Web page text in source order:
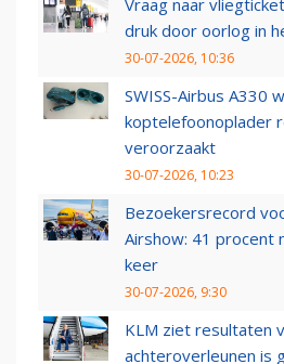
Vraag naar
druk door oorlog in
30-07-2026, 10:36
SWISS-Airbus A330
koptelefoonoplader
veroorzaakt
30-07-2026, 10:23
Bezoekersrecord
Airshow: 41 procent
keer
30-07-2026, 9:30
KLM ziet resultaten
achteroverleunen is